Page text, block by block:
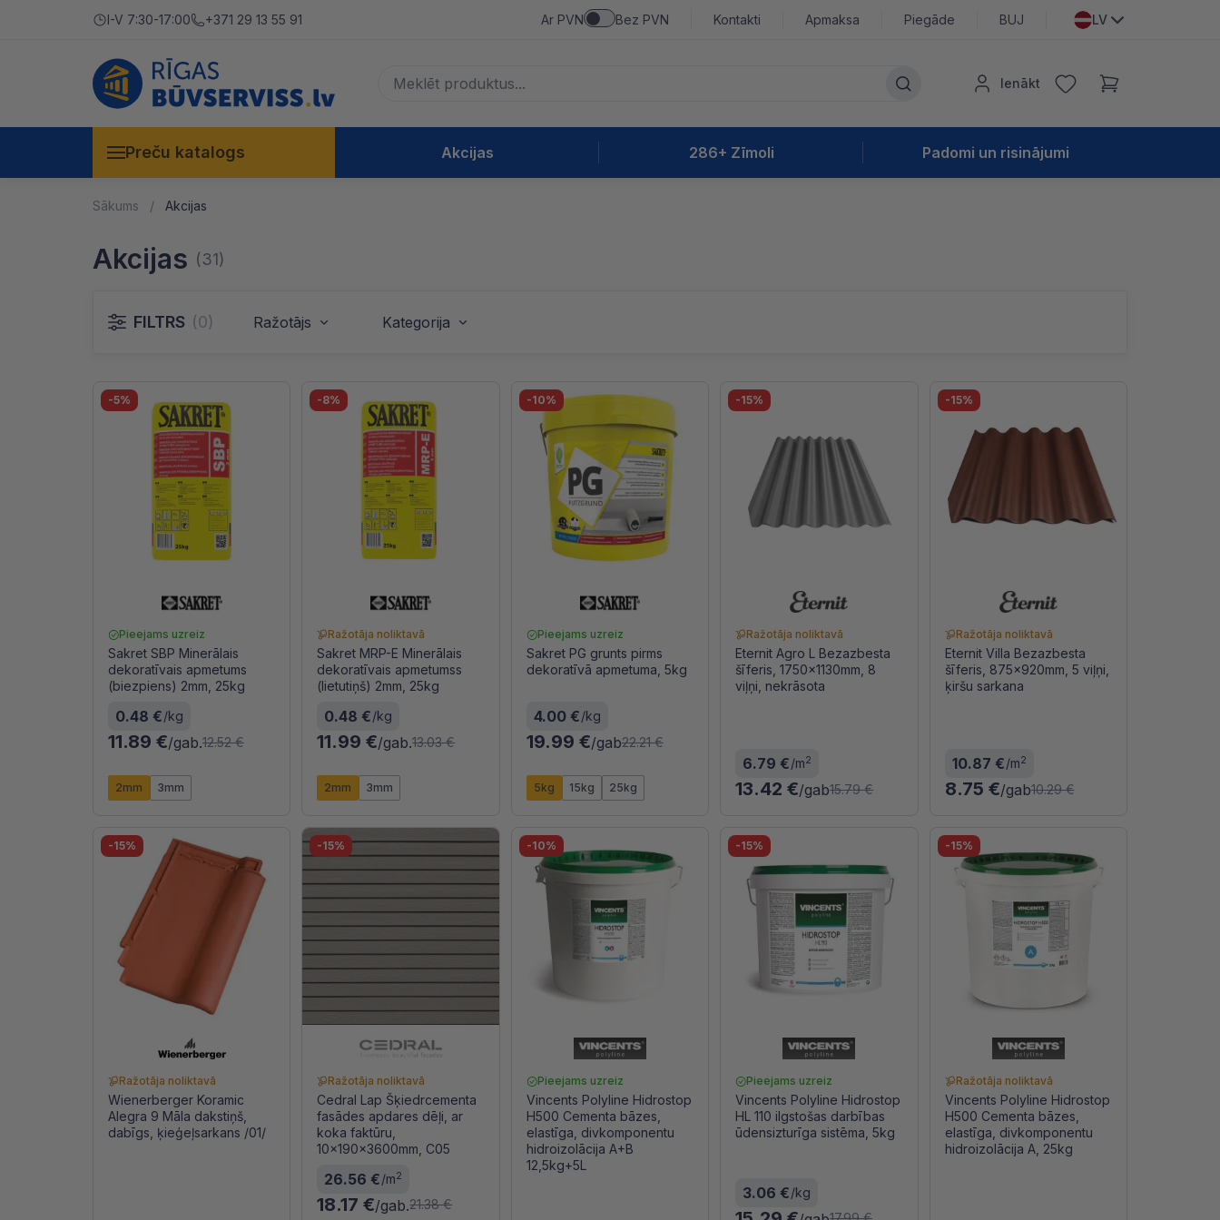
I-V 7:30-17:00 +371 29 13 55 91 Ar PVN Bez PVN Kontakti Apmaksa Piegāde BUJ LV
Ienākt
Preču katalogs Akcijas 286+ Zīmoli Padomi un risinājumi
Sākums Akcijas
Akcijas (31)
FILTRS (0) Ražotājs Kategorija
-5%
Pieejams uzreiz
Sakret SBP Minerālais
dekoratīvais apmetums
(biezpiens) 2mm, 25kg
0.48 €/kg
11.89 €/gab.12.52 €
2mm 3mm
-8%
Ražotāja noliktavā
Sakret MRP-E Minerālais
dekoratīvais apmetumss
(lietutiņš) 2mm, 25kg
0.48 €/kg
11.99 €/gab.13.03 €
2mm 3mm
-10%
Pieejams uzreiz
Sakret PG grunts pirms
dekoratīvā apmetuma, 5kg
4.00 €/kg
19.99 €/gab22.21 €
5kg 15kg 25kg
-15%
Ražotāja noliktavā
Eternit Agro L Bezazbesta
šīferis, 1750x1130mm, 8
viļņi, nekrāsota
6.79 €/m2
13.42 €/gab15.79 €
-15%
Ražotāja noliktavā
Eternit Villa Bezazbesta
šīferis, 875x920mm, 5 viļņi,
ķiršu sarkana
10.87 €/m2
8.75 €/gab10.29 €
-15%
Ražotāja noliktavā
Wienerberger Koramic
Alegra 9 Māla dakstiņš,
dabīgs, ķieģeļsarkans /01/
-15%
Ražotāja noliktavā
Cedral Lap Šķiedrcementa
fasādes apdares dēļi, ar
koka faktūru,
10x190x3600mm, C05
26.56 €/m2
18.17 €/gab.21.38 €
-10%
Pieejams uzreiz
Vincents Polyline Hidrostop
H500 Cementa bāzes,
elastīga, divkomponentu
hidroizolācija A+B
12,5kg+5L
-15%
Pieejams uzreiz
Vincents Polyline Hidrostop
HL 110 ilgstošas darbības
ūdensizturīga sistēma, 5kg
3.06 €/kg
-15%
Ražotāja noliktavā
Vincents Polyline Hidrostop
H500 Cementa bāzes,
elastīga, divkomponentu
hidroizolācija A, 25kg